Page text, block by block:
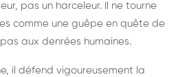
pas un harceleur. Il ne tourne
comme une guêpe en quête de
aux denrées humaines.
il défend vigoureusement la